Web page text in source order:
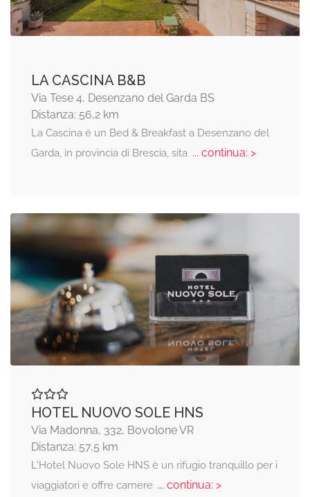
LA CASCINA B&B
Via Tese 4, Desenzano del Garda BS
Distanza: 56,2 km
La Cascina è un Bed & Breakfast a Desenzano del
Garda, in provincia di Brescia, sita... continua: >
HOTEL NUOVO SOLE HNS
Via Madonna, 332, Bovolone VR
Distanza: 57,5 km
L'Hotel Nuovo Sole HNS è un rifugio tranquillo per i
viaggiatori e offre camere... continua: >